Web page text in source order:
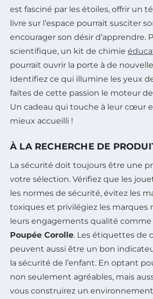
est fasciné par les étoiles, offrir un
livre sur l’espace pourrait susciter
encourager son désir d’apprendre.
scientifique, un kit de chimie
pourrait ouvrir la porte à de
Identifiez ce qui illumine les yeux
faites de cette passion le moteur
Un cadeau qui touche à leur cœur
mieux accueilli !
À LA RECHERCHE DE
La sécurité doit toujours être une
votre sélection. Vérifiez que les
les normes de sécurité, évitez les
toxiques et privilégiez les marques
leurs engagements qualité comme
Poupée Corolle. Les étiquettes de
peuvent aussi être un bon
la sécurité de l’enfant. En optant
non seulement agréables, mais
vous construirez un